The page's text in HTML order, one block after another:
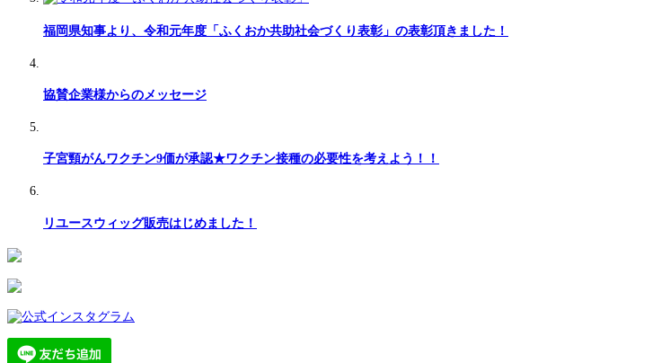
福岡県知事より、令和元年度「ふくおか共助社会づくり表彰」の表彰頂きました！
協賛企業様からのメッセージ
子宮頸がんワクチン9価が承認★ワクチン接種の必要性を考えよう！！
リユースウィッグ販売はじめました！